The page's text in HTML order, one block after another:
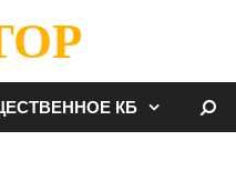
КБ